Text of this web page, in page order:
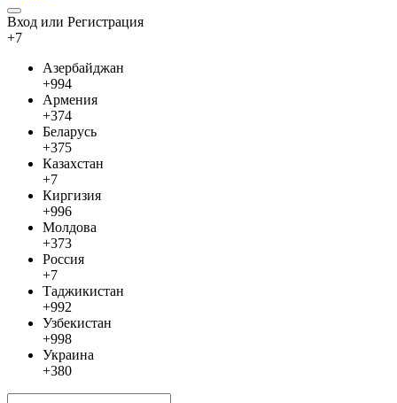
Вход или Регистрация
+7
Азербайджан
+994
Армения
+374
Беларусь
+375
Казахстан
+7
Киргизия
+996
Молдова
+373
Россия
+7
Таджикистан
+992
Узбекистан
+998
Украина
+380